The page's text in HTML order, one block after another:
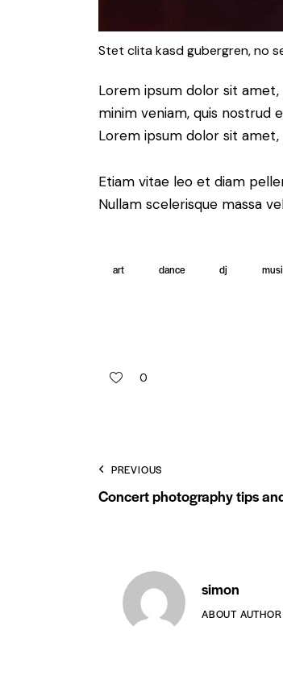
Stet clita kasd gubergren, no
Lorem ipsum dolor sit
minim veniam, quis nostrud
Lorem ipsum dolor sit
Etiam vitae leo et diam
Nullam scelerisque massa
art dance dj
0
PREVIOUS
Concert photography tips
simon
ABOUT AUTHOR